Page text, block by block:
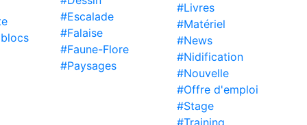
#Escalade
#Falaise
#Faune-Flore
#Paysages
#Livres
#Matériel
#News
#Nidification
#Nouvelle
#Offre d'emploi
#Stage
#Training